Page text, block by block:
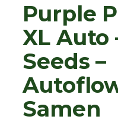
Purple
XL Auto
Seeds –
Samen